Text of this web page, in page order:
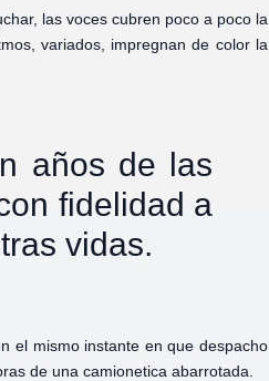
las voces cubren poco a poco la
variados, impregnan de color la
años de las
fidelidad a
vidas.
el mismo instante en que despacho
de una camionetica abarrotada.